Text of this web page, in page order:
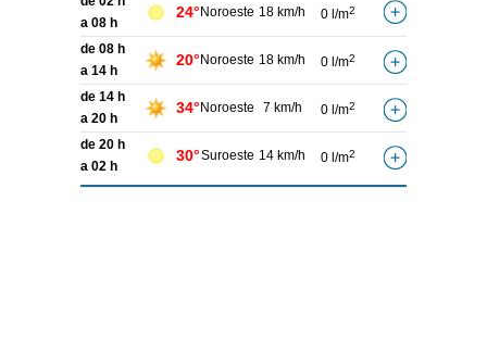
a 08 h
24° Noroeste 18 km/h 0 l/m2
de 08 h
a 14 h
20° Noroeste 18 km/h 0 l/m2
de 14 h
a 20 h
34° Noroeste 7 km/h 0 l/m2
de 20 h
a 02 h
30°Suroeste 14 km/h 0 l/m2